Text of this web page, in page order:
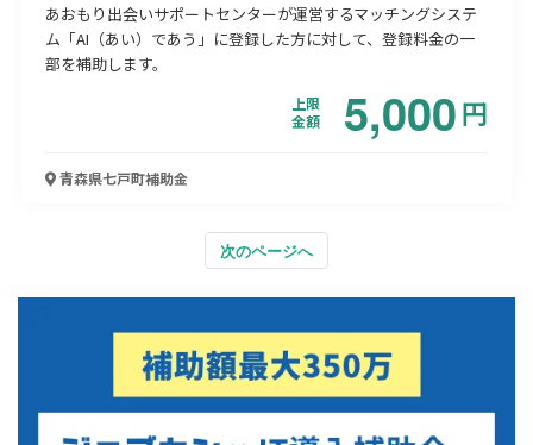
あおもり出会いサポートセンターが運営するマッチングシステ
ム「AI（あい）であう」に登録した方に対して、登録料金の一
部を補助します。
上限
金額
5,000円
青森県七戸町補助金
次のページへ